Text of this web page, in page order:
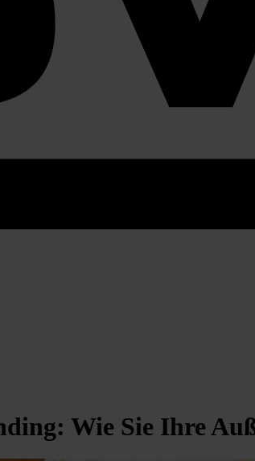
Wie Sie Ihre